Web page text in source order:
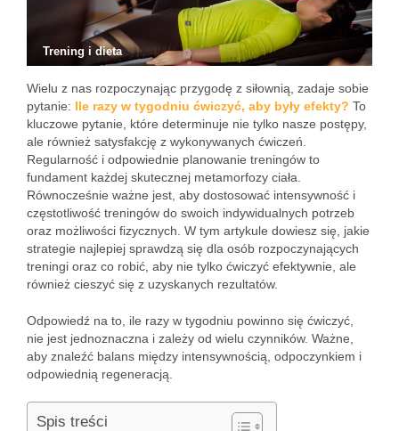
Trening i dieta
Wielu z nas rozpoczynając przygodę z siłownią, zadaje sobie
pytanie: Ile razy w tygodniu ćwiczyć, aby były efekty? To
kluczowe pytanie, które determinuje nie tylko nasze postępy,
ale również satysfakcję z wykonywanych ćwiczeń.
Regularność i odpowiednie planowanie treningów to
fundament każdej skutecznej metamorfozy ciała.
Równocześnie ważne jest, aby dostosować intensywność i
częstotliwość treningów do swoich indywidualnych potrzeb
oraz możliwości fizycznych. W tym artykule dowiesz się, jakie
strategie najlepiej sprawdzą się dla osób rozpoczynających
treningi oraz co robić, aby nie tylko ćwiczyć efektywnie, ale
również cieszyć się z uzyskanych rezultatów.
Odpowiedź na to, ile razy w tygodniu powinno się ćwiczyć,
nie jest jednoznaczna i zależy od wielu czynników. Ważne,
aby znaleźć balans między intensywnością, odpoczynkiem i
odpowiednią regeneracją.
Spis treści